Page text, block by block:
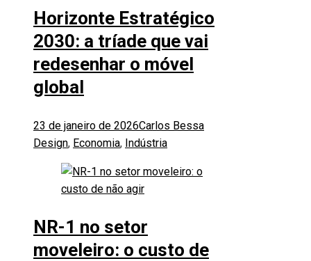
Horizonte Estratégico
2030: a tríade que vai
redesenhar o móvel
global
23 de janeiro de 2026Carlos Bessa
Design, Economia, Indústria
NR-1 no setor
moveleiro: o custo de